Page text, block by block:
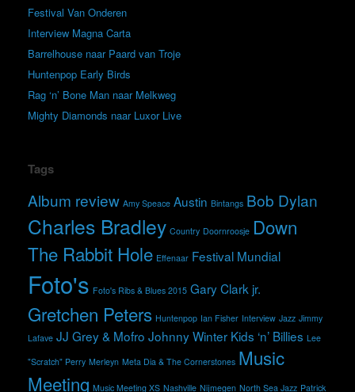
Festival Van Onderen
Interview Magna Carta
Barrelhouse naar Paard van Troje
Huntenpop Early Birds
Rag ‘n’ Bone Man naar Melkweg
Mighty Diamonds naar Luxor Live
Tags
Album review Amy Speace Austin Bintangs Bob Dylan
Charles Bradley Country Doornroosje Down
The Rabbit Hole Effenaar Festival Mundial
Foto's Foto's Ribs & Blues 2015 Gary Clark jr.
Gretchen Peters Huntenpop Ian Fisher Interview Jazz Jimmy
Lafave JJ Grey & Mofro Johnny Winter Kids ‘n’ Billies Lee
"Scratch" Perry Merleyn Meta Dia & The Cornerstones Music
Meeting Music Meeting XS Nashville Nijmegen North Sea Jazz Patrick